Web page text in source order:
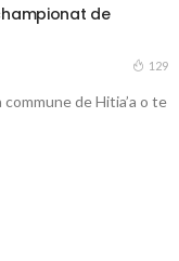
de
129
de Hitia’a o te